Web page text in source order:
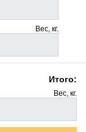
Вес, кг.
Итого:
Вес, кг.